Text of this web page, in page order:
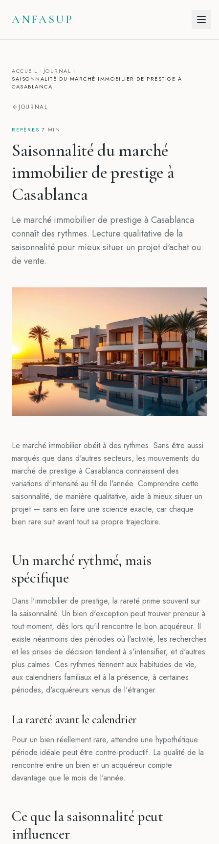
ANFASUP
ACCUEIL
JOURNAL
SAISONNALITÉ DU MARCHÉ IMMOBILIER DE PRESTIGE À
CASABLANCA
JOURNAL
REPÈRES ·7 MIN
Saisonnalité du marché
immobilier de prestige à
Casablanca
Le marché immobilier de prestige à Casablanca
connaît des rythmes. Lecture qualitative de la
saisonnalité pour mieux situer un projet d'achat ou
de vente.
Le marché immobilier obéit à des rythmes. Sans être aussi
marqués que dans d'autres secteurs, les mouvements du
marché de prestige à Casablanca connaissent des
variations d'intensité au fil de l'année. Comprendre cette
saisonnalité, de manière qualitative, aide à mieux situer un
projet — sans en faire une science exacte, car chaque
bien rare suit avant tout sa propre trajectoire.
Un marché rythmé, mais
spécifique
Dans l'immobilier de prestige, la rareté prime souvent sur
la saisonnalité. Un bien d'exception peut trouver preneur à
tout moment, dès lors qu'il rencontre le bon acquéreur. Il
existe néanmoins des périodes où l'activité, les recherches
et les prises de décision tendent à s'intensifier, et d'autres
plus calmes. Ces rythmes tiennent aux habitudes de vie,
aux calendriers familiaux et à la présence, à certaines
périodes, d'acquéreurs venus de l'étranger.
La rareté avant le calendrier
Pour un bien réellement rare, attendre une hypothétique
période idéale peut être contre-productif. La qualité de la
rencontre entre un bien et un acquéreur compte
davantage que le mois de l'année.
Ce que la saisonnalité peut
influencer